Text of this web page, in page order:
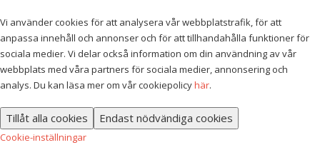
Vi använder cookies för att analysera vår webbplatstrafik, för att
anpassa innehåll och annonser och för att tillhandahålla funktioner för
sociala medier. Vi delar också information om din användning av vår
webbplats med våra partners för sociala medier, annonsering och
analys. Du kan läsa mer om vår cookiepolicyhär.
Tillåt alla cookies Endast nödvändiga cookies
Cookie-inställningar